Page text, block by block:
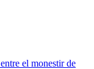
el monestir de